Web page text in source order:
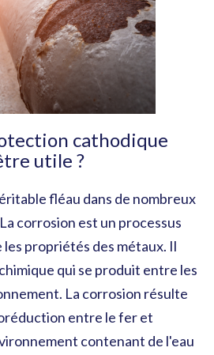
cathodique
utile ?
fléau dans de nombreux
corrosion est un processus
propriétés des métaux. Il
qui se produit entre les
La corrosion résulte
entre le fer et
contenant de l'eau